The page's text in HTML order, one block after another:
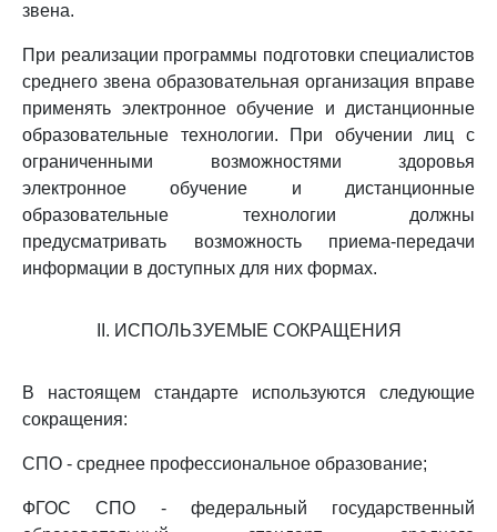
звена.
При реализации программы подготовки специалистов
среднего звена образовательная организация вправе
применять электронное обучение и дистанционные
образовательные технологии. При обучении лиц с
ограниченными возможностями здоровья
электронное обучение и дистанционные
образовательные технологии должны
предусматривать возможность приема-передачи
информации в доступных для них формах.
II. ИСПОЛЬЗУЕМЫЕ СОКРАЩЕНИЯ
В настоящем стандарте используются следующие
сокращения:
СПО - среднее профессиональное образование;
ФГОС СПО - федеральный государственный